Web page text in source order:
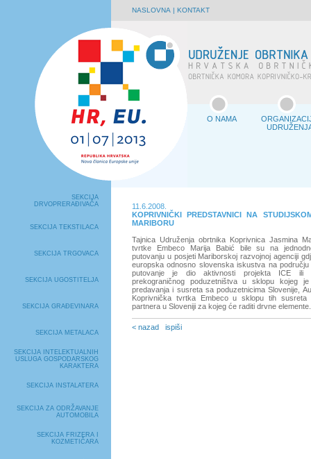
NASLOVNA | KONTAKT
O NAMA
SEKCIJA
DRVOPRERAĐIVAČA
SEKCIJA TEKSTILACA
SEKCIJA TRGOVACA
SEKCIJA UGOSTITELJA
SEKCIJA GRAĐEVINARA
SEKCIJA METALACA
SEKCIJA INTELEKTUALNIH
USLUGA GOSPODARSKOG
KARAKTERA
SEKCIJA INSTALATERA
SEKCIJA ZA ODRŽAVANJE
AUTOMOBILA
SEKCIJA FRIZERA I
KOZMETIČARA
11.6.2008.
KOPRIVNIČKI PREDSTAVNICI NA
MARIBORU
Tajnica Udruženja obrtnika Koprivnica Jasmina
tvrtke Embeco Marija Babić bile su na
putovanju u posjeti Mariborskoj razvojnoj agenciji
europska odnosno slovenska iskustva na
putovanje je dio aktivnosti projekta ICE ili
prekograničnog poduzetništva u sklopu kojeg
predavanja i susreta sa poduzetnicima Slovenije,
Koprivnička tvrtka Embeco u sklopu tih susreta
partnera u Sloveniji za kojeg će raditi drvne elemente.
< nazad ispiši